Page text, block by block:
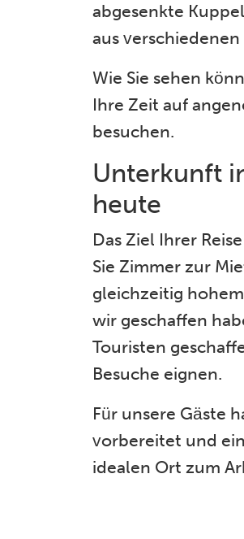
abgesenkte
aus
Wie Sie sehen
Ihre Zeit auf
besuchen.
Unterkunft
heute
Das Ziel Ihrer
Sie Zimmer zur
gleichzeitig
wir geschaffen
Touristen
Besuche eignen.
Für unsere Gäste
vorbereitet und
idealen Ort zum